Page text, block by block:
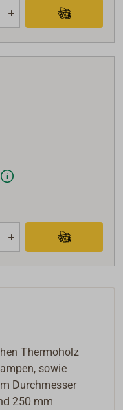
Thermoholz
sowie
Durchmesser
250 mm